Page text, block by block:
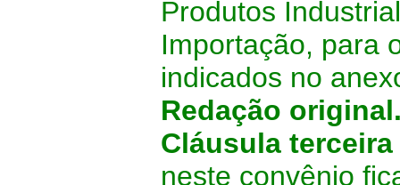
Produtos
Importação, para
indicados no
Redação
Cláusula terceira
neste convênio